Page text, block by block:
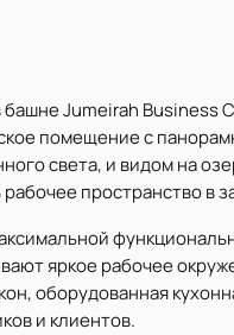
Jumeirah Business
помещение с
света, и видом на
пространство в
яркое рабочее
оборудованная
и клиентов.